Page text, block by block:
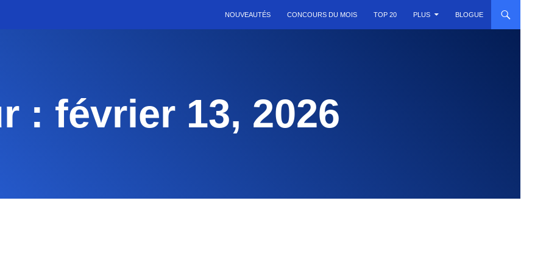
NOUVEAUTÉS CONCOURS DU MOIS TOP 20 PLUS BLOGUE
: février 13, 2026